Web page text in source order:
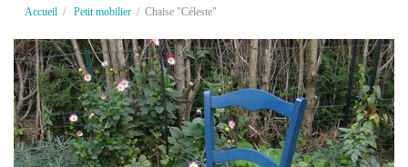
Accueil Petit mobilier Chaise "Céleste"